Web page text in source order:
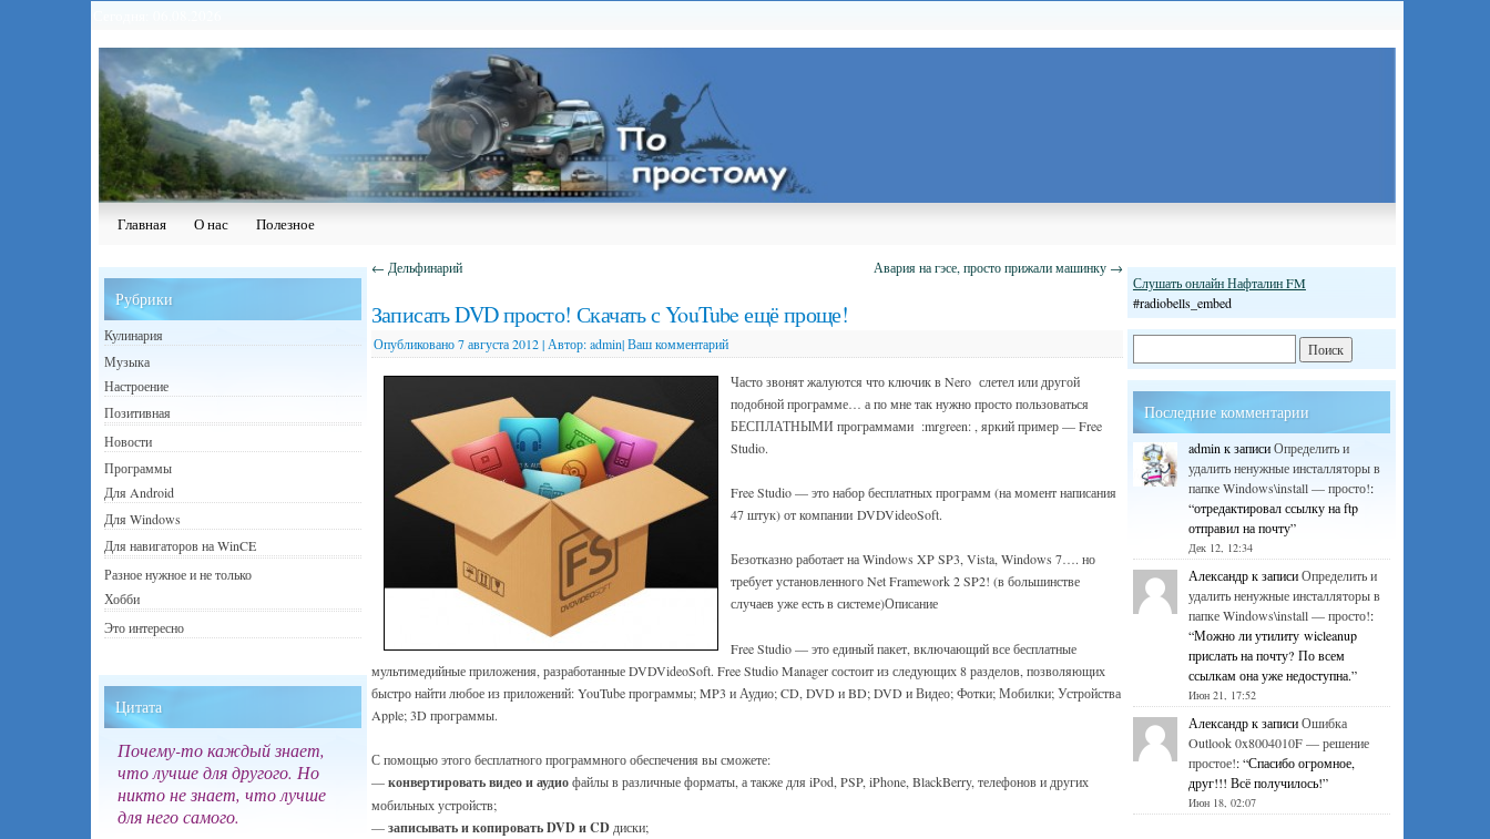
Главная О нас Полезное
← Дельфинарий Авария на гэсе, просто прижали машинку →
Записать DVD просто! Скачать с YouTube ещё проще!
Опубликовано 7 августа 2012|Автор: admin| Ваш комментарий
Часто звонят жалуются что ключик в Nero слетел или другой
подобной программе… а по мне так нужно просто пользоваться
БЕСПЛАТНЫМИ программами :mrgreen: , яркий пример — Free
Studio.
Free Studio — это набор бесплатных программ (на момент написания
47 штук) от компании DVDVideoSoft.
Безотказно работает на Windows XP SP3, Vista, Windows 7…. но
требует установленного Net Framework 2 SP2! (в большинстве
случаев уже есть в системе)Описание
Free Studio — это единый пакет, включающий все бесплатные
мультимедийные приложения, разработанные DVDVideoSoft. Free Studio Manager состоит из следующих 8 разделов, позволяющих
быстро найти любое из приложений: YouTube программы; MP3 и Аудио; CD, DVD и BD; DVD и Видео; Фотки; Мобилки; Устройства
Apple; 3D программы.
С помощью этого бесплатного программного обеспечения вы сможете:
—конвертировать видео и аудиофайлы в различные форматы, а также для iPod, PSP, iPhone, BlackBerry, телефонов и других
мобильных устройств;
—записывать и копировать DVD и CDдиски;
Рубрики
Кулинария
Музыка
Настроение
Позитивная
Новости
Программы
Для Android
Для Windows
Для навигаторов на WinCE
Разное нужное и не только
Хобби
Это интересно
Цитата
Почему-то каждый знает,
что лучше для другого. Но
никто не знает, что лучше
для него самого.
Слушать онлайн Нафталин FM
#radiobells_embed
Последние комментарии
admin к записиОпределить и
удалить ненужные инсталляторы в
папке Windows\install — просто!:
“отредактировал ссылку на ftp
отправил на почту”
Дек 12, 12:34
Александрк записиОпределить и
удалить ненужные инсталляторы в
папке Windows\install — просто!:
“Можно ли утилиту wicleanup
прислать на почту? По всем
ссылкам она уже недоступна.”
Июн 21, 17:52
Александрк записиОшибка
Outlook 0x8004010F — решение
простое!: “Спасибо огромное,
друг!!! Всё получилось!”
Июн 18, 02:07